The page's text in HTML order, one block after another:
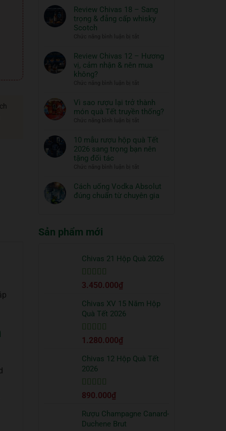
đồ
ăn
đi
cùng:
thuật
sống
đẳng
cấp
RICH
XO
Quà
Tết
dẫn
bảo
giữ
hương
Review Chivas 18 – Sang
trọng & đẳng cấp whisky
Scotch
Chức năng bình luận bị tắt
Chivas
đẳng
cấp
Review Chivas 12 – Hương
vị, cảm nhận & nên mua
không?
Chức năng bình luận bị tắt
Chivas
12
cảm
nhận
không?
Vì sao rượu lại trở thành
món quà Tết truyền thống?
Chức năng bình luận bị tắt
sao
rượu
quà
Tết
10 mẫu rượu hộp quà Tết
2026 sang trọng bạn nên
tặng đối tác
Chức năng bình luận bị tắt
mẫu
rượu
nên
Cách uống Vodka Absolut
đúng chuẩn từ chuyên gia
luận
uống
Vodka
Absolut
đúng
chuyên
Sản phẩm mới
Chivas 21 Hộp Quà 2026
Được xếp
5 sao
3.450.000₫
Chivas XV 15 Năm Hộp
Quà Tết 2026
Được xếp
5 sao
1.280.000₫
Chivas 12 Hộp Quà Tết
2026
Được xếp
5 sao
890.000₫
Rượu Champagne Canard-
Duchene Brut